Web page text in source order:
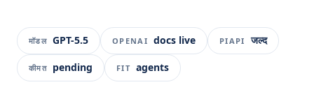
मॉडल GPT-5.5 OPENAI docs live PIAPI जल्द
कीमत pending FIT agents